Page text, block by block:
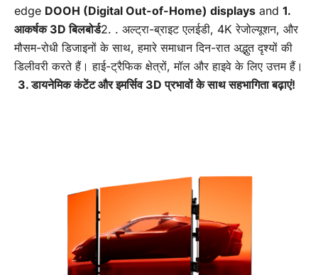
edge DOOH (Digital Out-of-Home) displays and 1.
आकर्षक 3D बिलबोर्ड2. . अल्ट्रा-ब्राइट एलईडी, 4K रेजोल्यूशन, और
मौसम-रोधी डिजाइनों के साथ, हमारे समाधान दिन-रात अद्भुत दृश्यों की
डिलीवरी करते हैं। हाई-ट्रैफिक क्षेत्रों, मॉल और हाइवे के लिए उत्तम हैं।
3. डायनेमिक कंटेंट और इमर्सिव 3D प्रभावों के साथ सहभागिता बढ़ाएं!